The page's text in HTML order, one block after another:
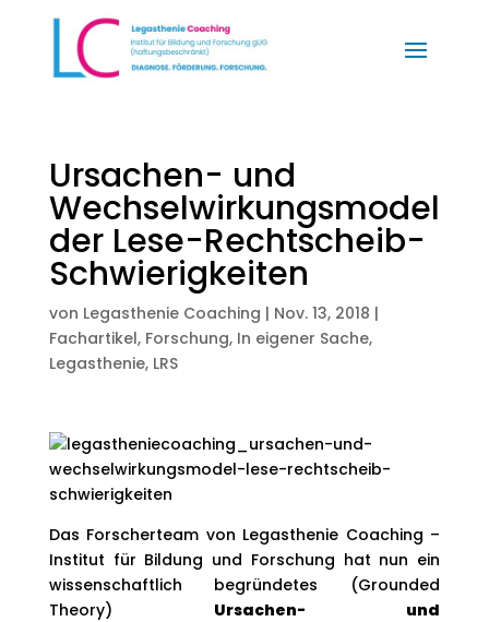
Ursachen- und
Wechselwirkungsmodel
der Lese-Rechtscheib-
Schwierigkeiten
von Legasthenie Coaching | Nov. 13, 2018 |
Fachartikel, Forschung, In eigener Sache,
Legasthenie, LRS
Das Forscherteam von Legasthenie Coaching –
Institut für Bildung und Forschung hat nun ein
wissenschaftlich begründetes (Grounded
Theory) Ursachen- und